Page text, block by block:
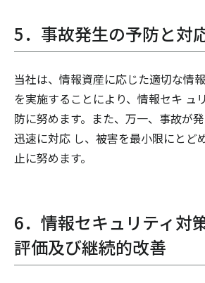
5．事故発生の予防と対
当社は、情報資産に応じた適切な情
を実施することにより、情報セキ ュ
防に努めます。また、万一、事故が
迅速に対応 し、被害を最小限にとど
止に努めます。
6．情報セキュリティ対
評価及び継続的改善